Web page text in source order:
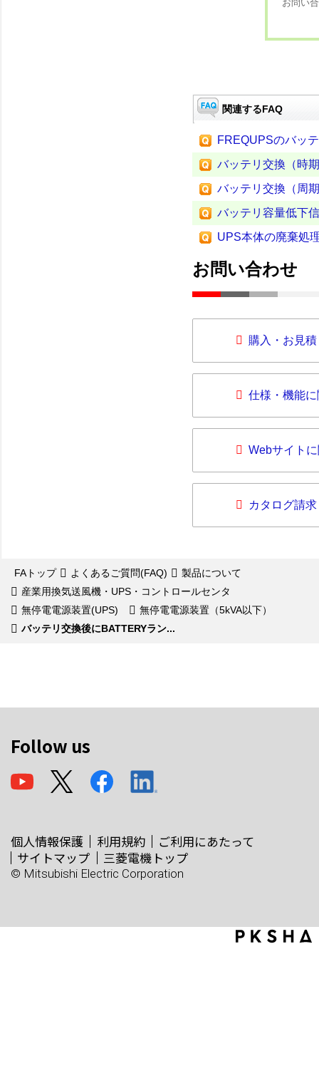
お問い
関連するFAQ
FREQUPSのバッ
バッテリ交換（時
バッテリ交換（周
バッテリ容量低下
UPS本体の廃棄処
お問い合わせ
購入・お見
仕様・機能
Webサイト
カタログ請求
FAトップ よくあるご質問(FAQ)
製品について
産業用換気送風機・UPS・コントロールセンタ
無停電電源装置(UPS)
無停電電源装置（5kVA以下）
バッテリ交換後にBATTERYラン...
Follow us
個人情報保護 利用規約
ご利用にあたって
サイトマップ
三菱電機トップ
© Mitsubishi Electric Corporation